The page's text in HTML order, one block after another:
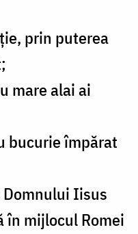
prin puterea
mare alai ai
bucurie împărat
Iisus
în mijlocul Romei